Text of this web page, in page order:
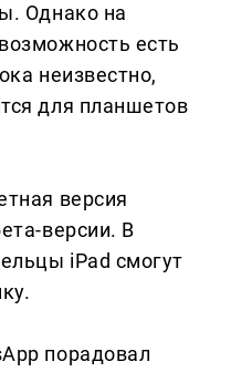
Однако на
есть
неизвестно,
для планшетов
версия
версии. В
iPad смогут
порадовал